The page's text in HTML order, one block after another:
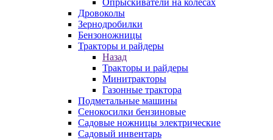
Опрыскиватели на колесах
Дровоколы
Зернодробилки
Бензоножницы
Тракторы и райдеры
Назад
Тракторы и райдеры
Минитракторы
Газонные трактора
Подметальные машины
Сенокосилки бензиновые
Садовые ножницы электрические
Садовый инвентарь